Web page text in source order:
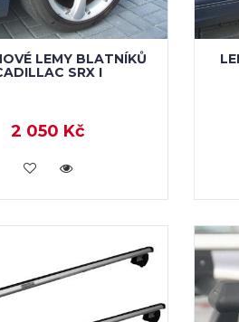
LEMY BLATNÍKŮ
SRX I
2 050 Kč
KOUPIT